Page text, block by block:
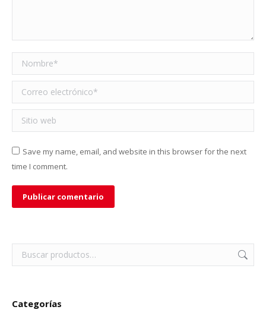
Nombre *
Correo electrónico *
Sitio web
Save my name, email, and website in this browser for the next
time I comment.
Publicar comentario
Categorías